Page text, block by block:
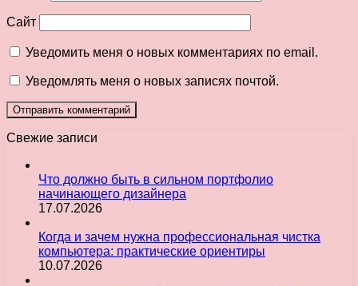
Сайт
Уведомить меня о новых комментариях по email.
Уведомлять меня о новых записях почтой.
Свежие записи
Что должно быть в сильном портфолио
начинающего дизайнера
17.07.2026
Когда и зачем нужна профессиональная чистка
компьютера: практические ориентиры
10.07.2026